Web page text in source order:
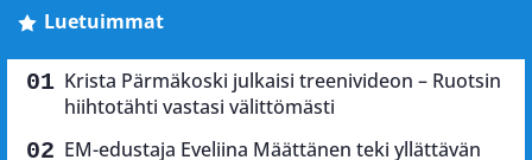
Luetuimmat
Krista Pärmäkoski julkaisi treenivideon – Ruotsin
hiihtotähti vastasi välittömästi
EM-edustaja Eveliina Määttänen teki yllättävän